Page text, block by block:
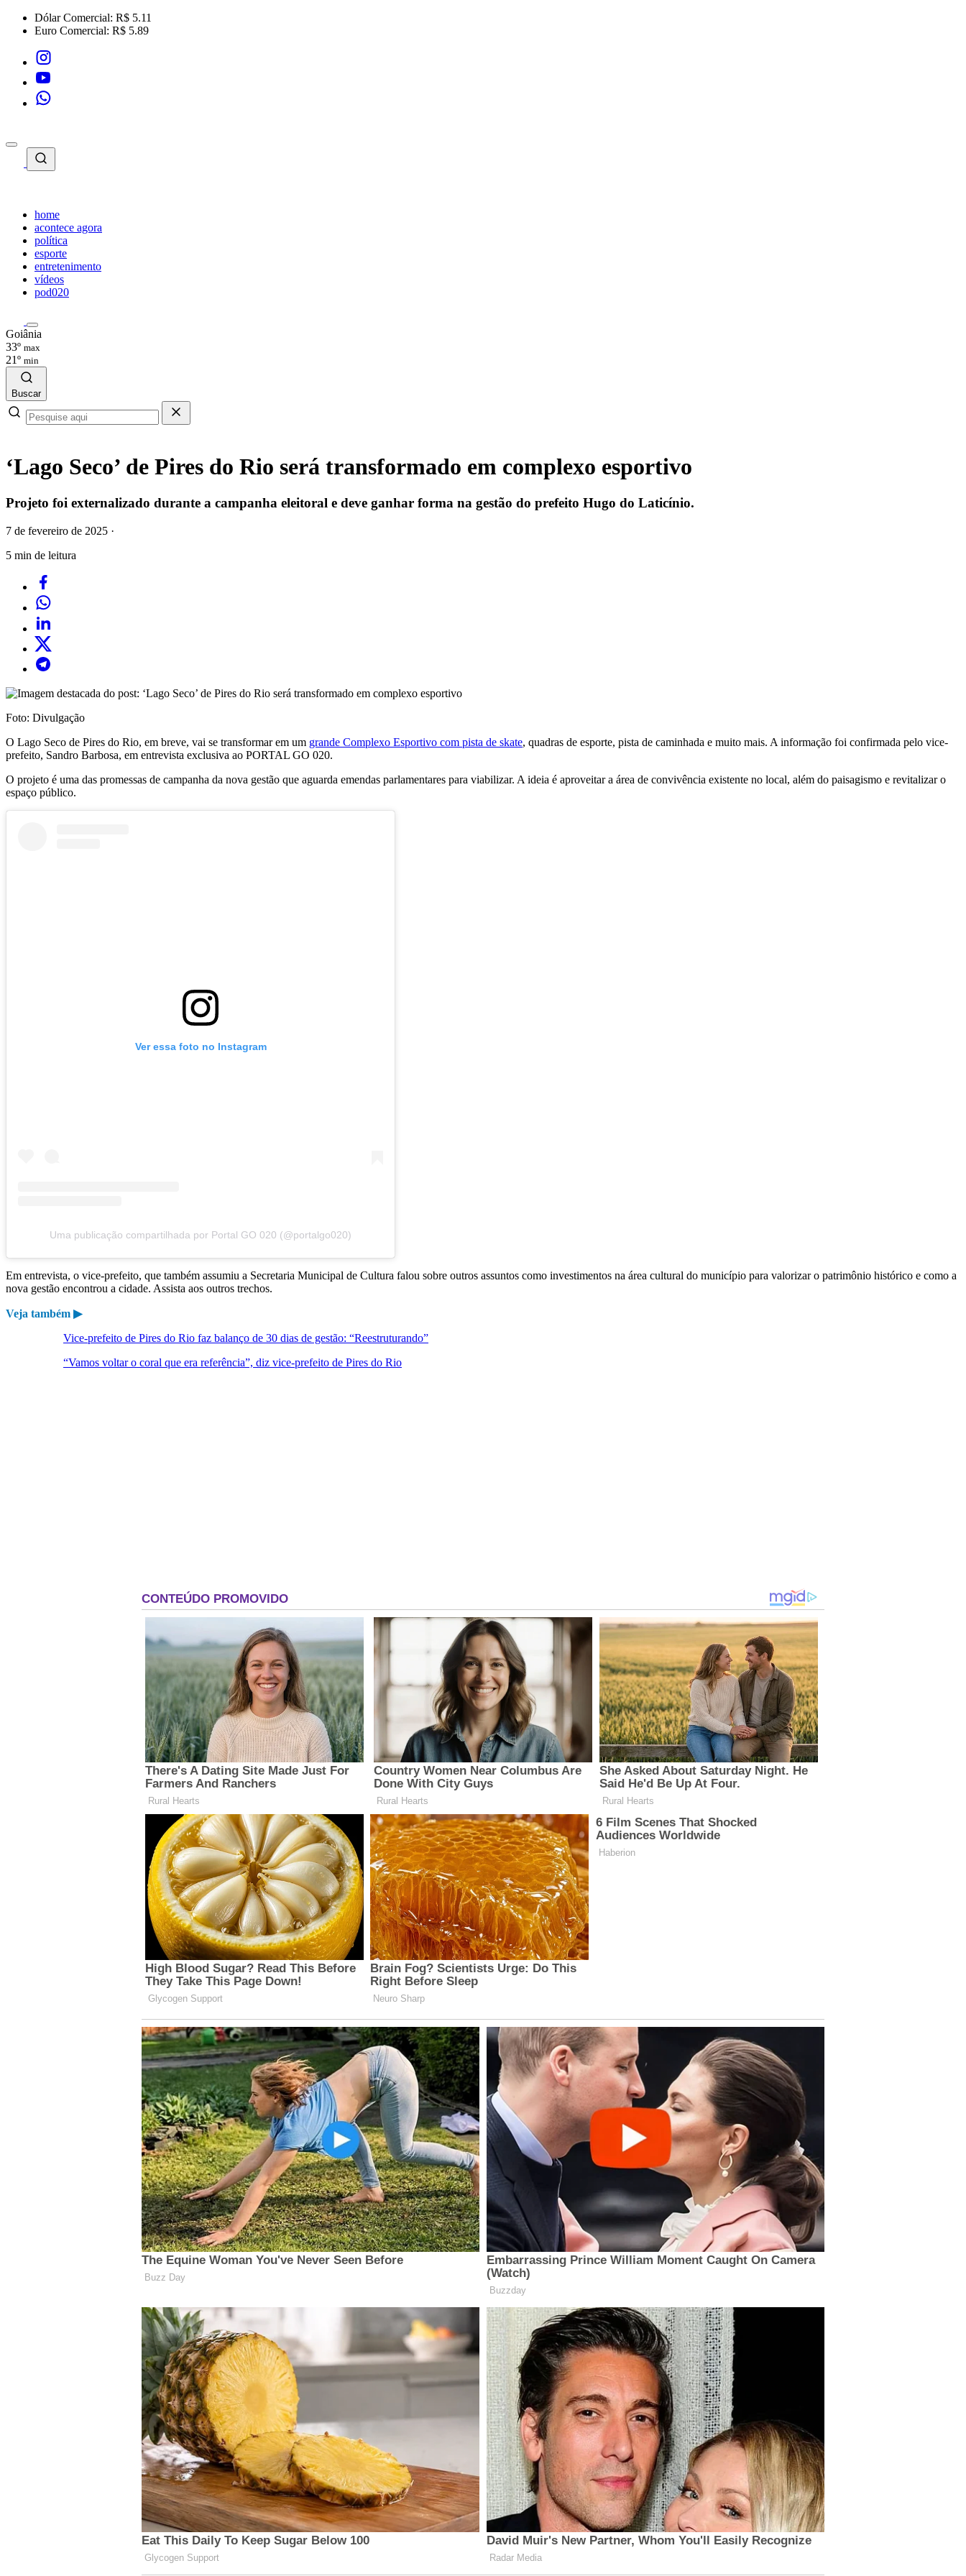
Dólar Comercial: R$ 5.11
Euro Comercial: R$ 5.89
home
acontece agora
política
esporte
entretenimento
vídeos
pod020
Goiânia
33º max
21º min
Buscar
‘Lago Seco’ de Pires do Rio será transformado em complexo esportivo
Projeto foi externalizado durante a campanha eleitoral e deve ganhar forma na gestão do prefeito Hugo do Laticínio.
7 de fevereiro de 2025 ·
5 min de leitura
Foto: Divulgação
O Lago Seco de Pires do Rio, em breve, vai se transformar em um grande Complexo Esportivo com pista de skate, quadras de esporte, pista de caminhada e muito mais. A informação foi confirmada pelo vice-
prefeito, Sandro Barbosa, em entrevista exclusiva ao PORTAL GO 020.
O projeto é uma das promessas de campanha da nova gestão que aguarda emendas parlamentares para viabilizar. A ideia é aproveitar a área de convivência existente no local, além do paisagismo e revitalizar o
espaço público.
Ver essa foto no Instagram
Uma publicação compartilhada por Portal GO 020 (@portalgo020)
Em entrevista, o vice-prefeito, que também assumiu a Secretaria Municipal de Cultura falou sobre outros assuntos como investimentos na área cultural do município para valorizar o patrimônio histórico e como a
nova gestão encontrou a cidade. Assista aos outros trechos.
Veja também ▶
Vice-prefeito de Pires do Rio faz balanço de 30 dias de gestão: “Reestruturando”
“Vamos voltar o coral que era referência”, diz vice-prefeito de Pires do Rio